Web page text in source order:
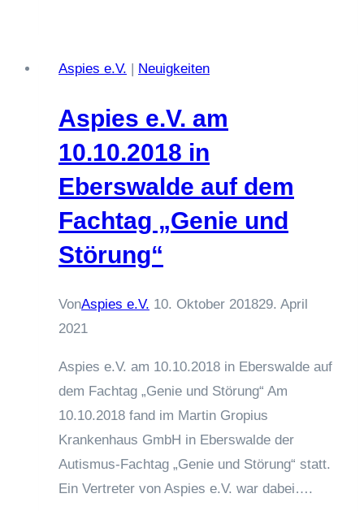
Autismus-
Kongress
in
Wuppertal
Aspies e.V. | Neuigkeiten
Aspies e.V. am
10.10.2018 in
Eberswalde auf dem
Fachtag „Genie und
Störung“
VonAspies e.V. 10. Oktober 201829. April
2021
Aspies e.V. am 10.10.2018 in Eberswalde auf
dem Fachtag „Genie und Störung“ Am
10.10.2018 fand im Martin Gropius
Krankenhaus GmbH in Eberswalde der
Autismus-Fachtag „Genie und Störung“ statt.
Ein Vertreter von Aspies e.V. war dabei….